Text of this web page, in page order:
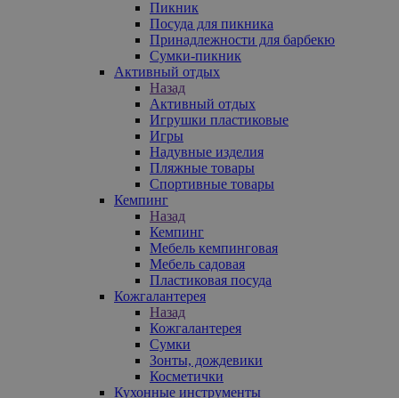
Пикник
Посуда для пикника
Принадлежности для барбекю
Сумки-пикник
Активный отдых
Назад
Активный отдых
Игрушки пластиковые
Игры
Надувные изделия
Пляжные товары
Спортивные товары
Кемпинг
Назад
Кемпинг
Мебель кемпинговая
Мебель садовая
Пластиковая посуда
Кожгалантерея
Назад
Кожгалантерея
Сумки
Зонты, дождевики
Косметички
Кухонные инструменты